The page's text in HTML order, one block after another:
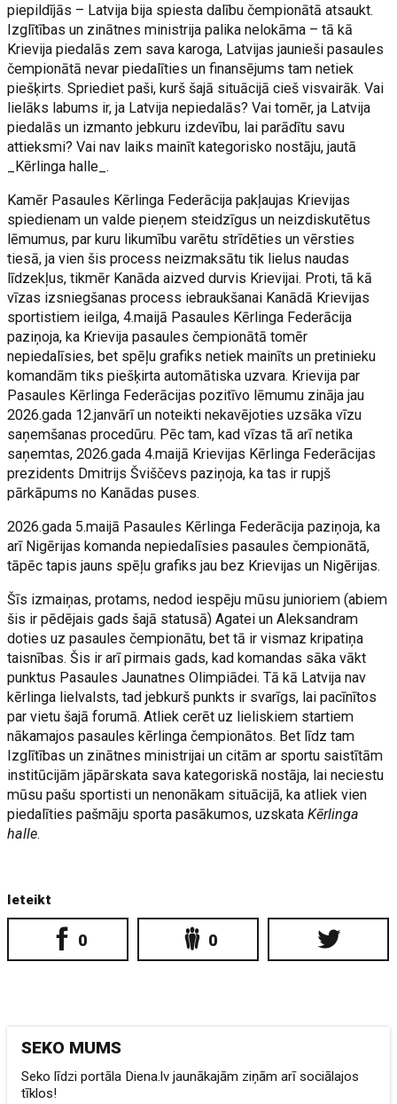
piepildījās – Latvija bija spiesta dalību čempionātā atsaukt.
Izglītības un zinātnes ministrija palika nelokāma – tā kā
Krievija piedalās zem sava karoga, Latvijas jaunieši pasaules
čempionātā nevar piedalīties un finansējums tam netiek
piešķirts. Spriediet paši, kurš šajā situācijā cieš visvairāk. Vai
lielāks labums ir, ja Latvija nepiedalās? Vai tomēr, ja Latvija
piedalās un izmanto jebkuru izdevību, lai parādītu savu
attieksmi? Vai nav laiks mainīt kategorisko nostāju, jautā
_Kērlinga halle_.
Kamēr Pasaules Kērlinga Federācija pakļaujas Krievijas
spiedienam un valde pieņem steidzīgus un neizdiskutētus
lēmumus, par kuru likumību varētu strīdēties un vērsties
tiesā, ja vien šis process neizmaksātu tik lielus naudas
līdzekļus, tikmēr Kanāda aizved durvis Krievijai. Proti, tā kā
vīzas izsniegšanas process iebraukšanai Kanādā Krievijas
sportistiem ieilga, 4.maijā Pasaules Kērlinga Federācija
paziņoja, ka Krievija pasaules čempionātā tomēr
nepiedalīsies, bet spēļu grafiks netiek mainīts un pretinieku
komandām tiks piešķirta automātiska uzvara. Krievija par
Pasaules Kērlinga Federācijas pozitīvo lēmumu zināja jau
2026.gada 12.janvārī un noteikti nekavējoties uzsāka vīzu
saņemšanas procedūru. Pēc tam, kad vīzas tā arī netika
saņemtas, 2026.gada 4.maijā Krievijas Kērlinga Federācijas
prezidents Dmitrijs Šviščevs paziņoja, ka tas ir rupjš
pārkāpums no Kanādas puses.
2026.gada 5.maijā Pasaules Kērlinga Federācija paziņoja, ka
arī Nigērijas komanda nepiedalīsies pasaules čempionātā,
tāpēc tapis jauns spēļu grafiks jau bez Krievijas un Nigērijas.
Šīs izmaiņas, protams, nedod iespēju mūsu junioriem (abiem
šis ir pēdējais gads šajā statusā) Agatei un Aleksandram
doties uz pasaules čempionātu, bet tā ir vismaz kripatiņa
taisnības. Šis ir arī pirmais gads, kad komandas sāka vākt
punktus Pasaules Jaunatnes Olimpiādei. Tā kā Latvija nav
kērlinga lielvalsts, tad jebkurš punkts ir svarīgs, lai pacīnītos
par vietu šajā forumā. Atliek cerēt uz lieliskiem startiem
nākamajos pasaules kērlinga čempionātos. Bet līdz tam
Izglītības un zinātnes ministrijai un citām ar sportu saistītām
institūcijām jāpārskata sava kategoriskā nostāja, lai neciestu
mūsu pašu sportisti un nenonākam situācijā, ka atliek vien
piedalīties pašmāju sporta pasākumos, uzskataKērlinga
halle.
Ieteikt
0 0
SEKO MUMS
Seko līdzi portāla Diena.lv jaunākajām ziņām arī sociālajos
tīklos!